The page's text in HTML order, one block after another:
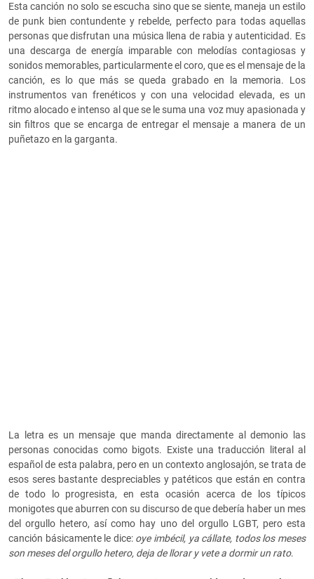
Esta canción no solo se escucha sino que se siente, maneja un estilo
de punk bien contundente y rebelde, perfecto para todas aquellas
personas que disfrutan una música llena de rabia y autenticidad. Es
una descarga de energía imparable con melodías contagiosas y
sonidos memorables, particularmente el coro, que es el mensaje de la
canción, es lo que más se queda grabado en la memoria. Los
instrumentos van frenéticos y con una velocidad elevada, es un
ritmo alocado e intenso al que se le suma una voz muy apasionada y
sin filtros que se encarga de entregar el mensaje a manera de un
puñetazo en la garganta.
La letra es un mensaje que manda directamente al demonio las
personas conocidas como bigots. Existe una traducción literal al
español de esta palabra, pero en un contexto anglosajón, se trata de
esos seres bastante despreciables y patéticos que están en contra
de todo lo progresista, en esta ocasión acerca de los típicos
monigotes que aburren con su discurso de que debería haber un mes
del orgullo hetero, así como hay uno del orgullo LGBT, pero esta
canción básicamente le dice: oye imbécil, ya cállate, todos los meses
son meses del orgullo hetero, deja de llorar y vete a dormir un rato.